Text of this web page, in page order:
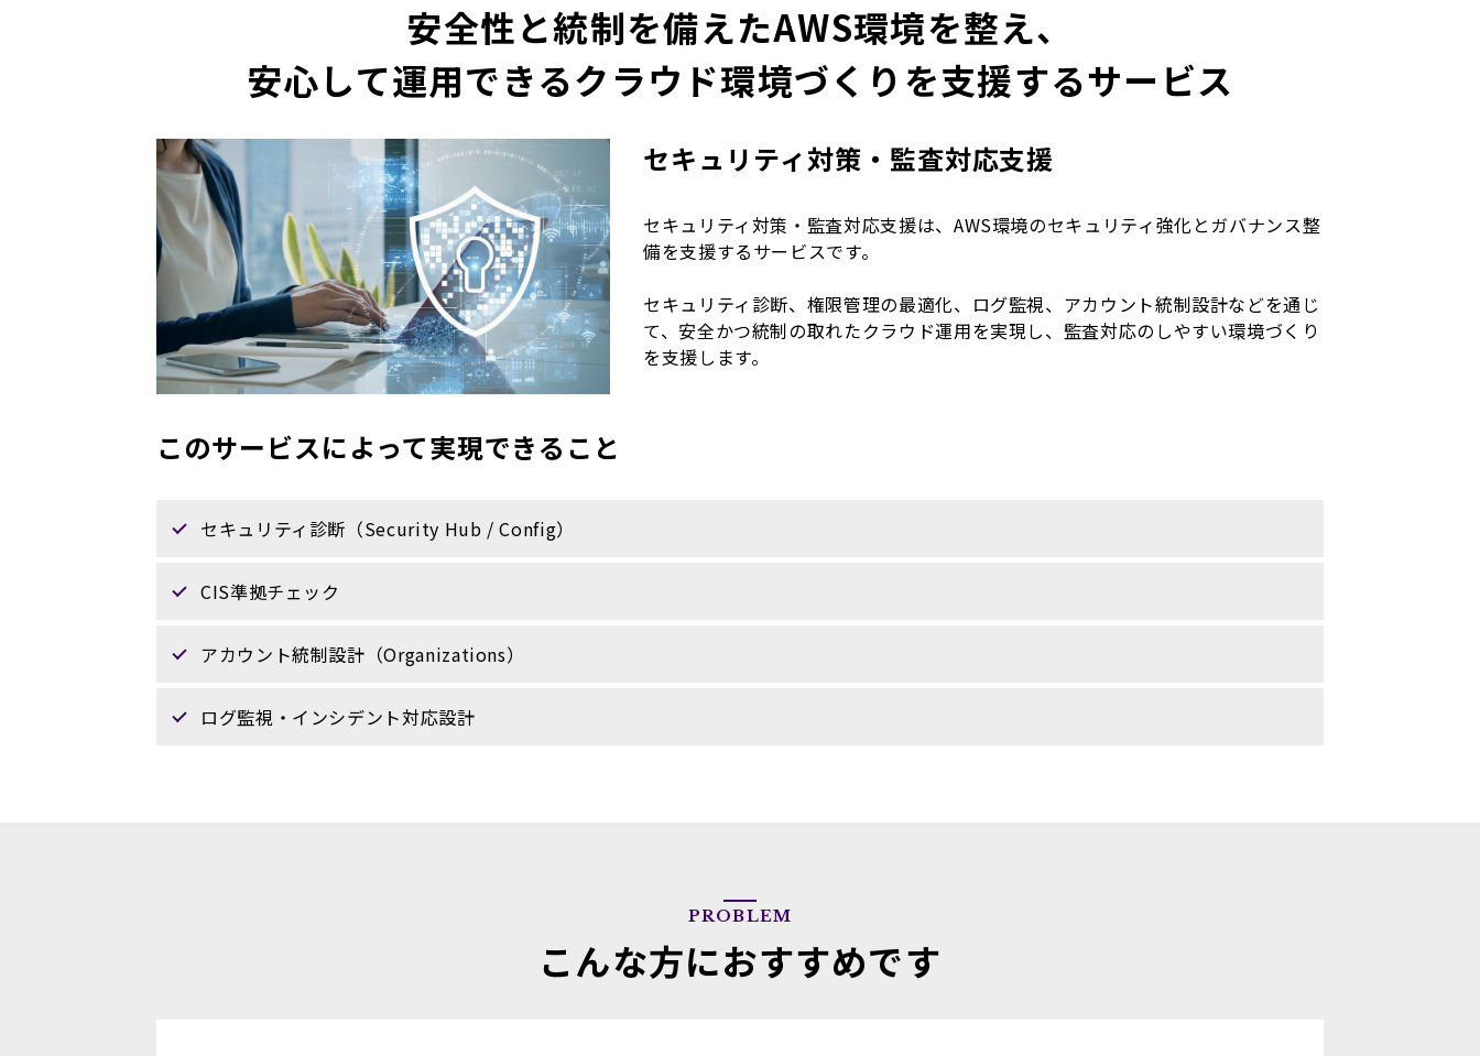
安全性と統制を備えたAWS環境を整え、
安心して運用できるクラウド環境づくりを支援するサービス
セキュリティ対策・監査対応支援
セキュリティ対策・監査対応支援は、AWS環境のセキュリティ強化とガバナンス整
備を支援するサービスです。
セキュリティ診断、権限管理の最適化、ログ監視、アカウント統制設計などを通じ
て、安全かつ統制の取れたクラウド運用を実現し、監査対応のしやすい環境づくり
を支援します。
このサービスによって実現できること
セキュリティ診断（Security Hub / Config）
CIS準拠チェック
アカウント統制設計（Organizations）
ログ監視・インシデント対応設計
PROBLEM
こんな方におすすめです